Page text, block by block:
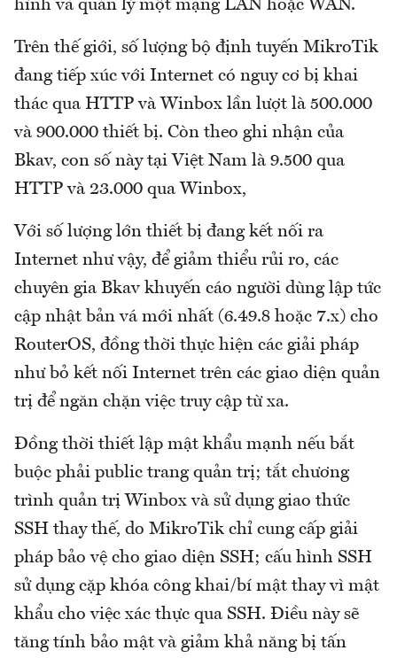
hình và quản lý một mạng LAN hoặc WAN.
Trên thế giới, số lượng bộ định tuyến MikroTik
đang tiếp xúc với Internet có nguy cơ bị khai
thác qua HTTP và Winbox lần lượt là 500.000
và 900.000 thiết bị. Còn theo ghi nhận của
Bkav, con số này tại Việt Nam là 9.500 qua
HTTP và 23.000 qua Winbox,
Với số lượng lớn thiết bị đang kết nối ra
Internet như vậy, để giảm thiểu rủi ro, các
chuyên gia Bkav khuyến cáo người dùng lập tức
cập nhật bản vá mới nhất (6.49.8 hoặc 7.x) cho
RouterOS, đồng thời thực hiện các giải pháp
như bỏ kết nối Internet trên các giao diện quản
trị để ngăn chặn việc truy cập từ xa.
Đồng thời thiết lập mật khẩu mạnh nếu bắt
buộc phải public trang quản trị; tắt chương
trình quản trị Winbox và sử dụng giao thức
SSH thay thế, do MikroTik chỉ cung cấp giải
pháp bảo vệ cho giao diện SSH; cấu hình SSH
sử dụng cặp khóa công khai/bí mật thay vì mật
khẩu cho việc xác thực qua SSH. Điều này sẽ
tăng tính bảo mật và giảm khả năng bị tấn